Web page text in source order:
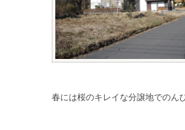
春には桜のキレイな分譲地でのん